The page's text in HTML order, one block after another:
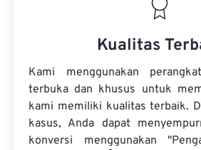
Kualitas
Kami menggunakan
terbuka dan khusus untuk
kami memiliki kualitas terbaik.
kasus, Anda dapat
konversi menggunakan